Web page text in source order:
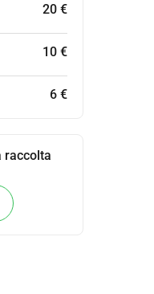
20 €
10 €
6 €
raccolta